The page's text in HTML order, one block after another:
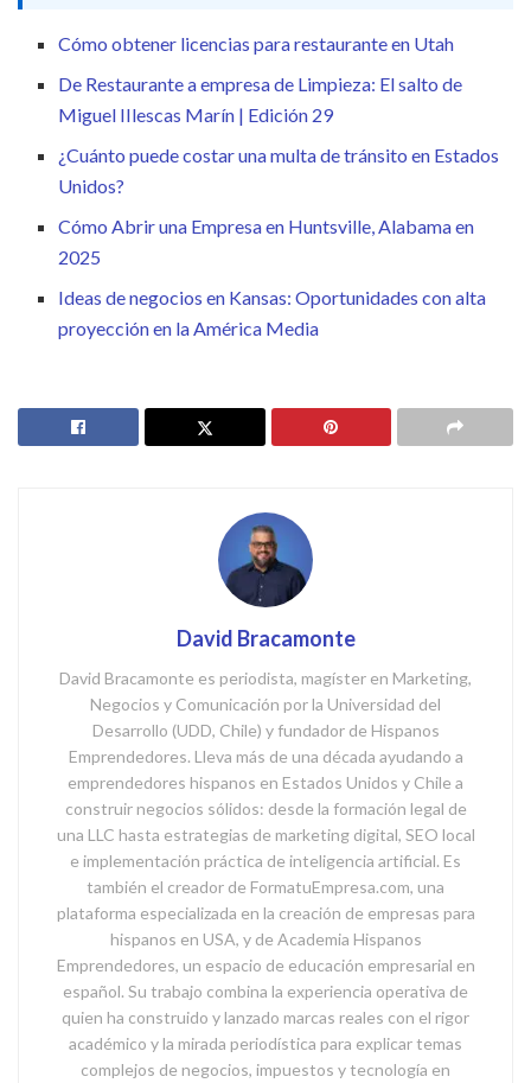
Cómo obtener licencias para restaurante en Utah
De Restaurante a empresa de Limpieza: El salto de
Miguel IIlescas Marín | Edición 29
¿Cuánto puede costar una multa de tránsito en Estados
Unidos?
Cómo Abrir una Empresa en Huntsville, Alabama en
2025
Ideas de negocios en Kansas: Oportunidades con alta
proyección en la América Media
David Bracamonte
David Bracamonte es periodista, magíster en Marketing,
Negocios y Comunicación por la Universidad del
Desarrollo (UDD, Chile) y fundador de Hispanos
Emprendedores. Lleva más de una década ayudando a
emprendedores hispanos en Estados Unidos y Chile a
construir negocios sólidos: desde la formación legal de
una LLC hasta estrategias de marketing digital, SEO local
e implementación práctica de inteligencia artificial. Es
también el creador de FormatuEmpresa.com, una
plataforma especializada en la creación de empresas para
hispanos en USA, y de Academia Hispanos
Emprendedores, un espacio de educación empresarial en
español. Su trabajo combina la experiencia operativa de
quien ha construido y lanzado marcas reales con el rigor
académico y la mirada periodística para explicar temas
complejos de negocios, impuestos y tecnología en